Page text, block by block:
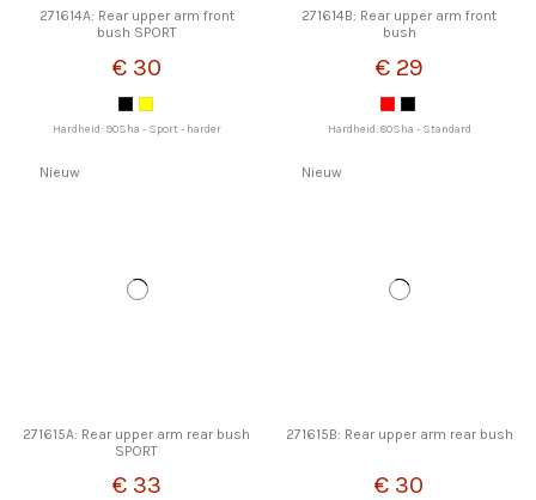
271614A: Rear upper arm front
bush SPORT
€ 30
Hardheid: 90Sha - Sport - harder
271614B: Rear upper arm front
bush
€ 29
Hardheid: 80Sha - Standard
Nieuw
271615A: Rear upper arm rear bush
SPORT
€ 33
Nieuw
271615B: Rear upper arm rear bush
€ 30